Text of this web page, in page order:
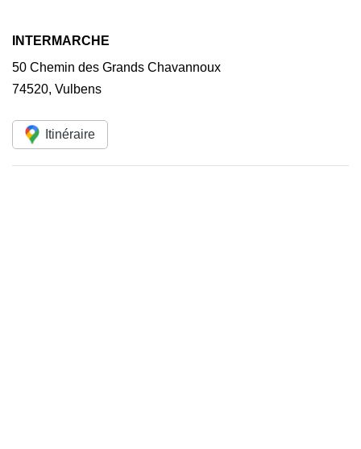
INTERMARCHE
50 Chemin des Grands Chavannoux
74520, Vulbens
Itinéraire